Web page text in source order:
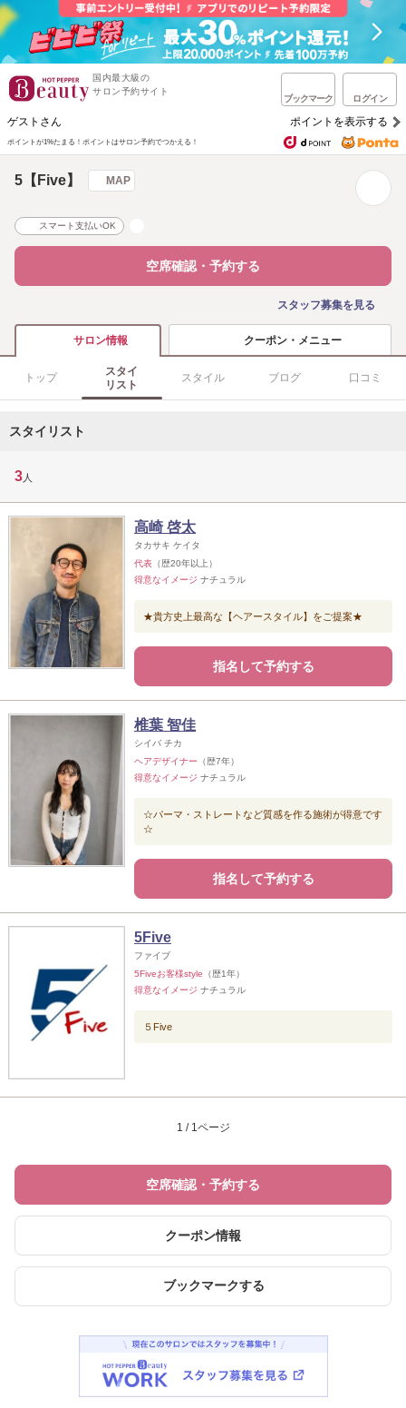
国内最大級の
サロン予約サイト
ブックマーク ログイン
ゲストさん ポイントを表示する
ポイントが1%たまる！ ポイントはサロン予約でつかえる！
5【Five】 MAP
スマート支払いOK
空席確認・予約する
スタッフ募集を見る
サロン情報 クーポン・メニュー
トップ
スタイ
リスト
スタイル ブログ 口コミ
スタイリスト
3 人
高崎 啓太
タカサキ ケイタ
代表 （歴20年以上）
得意なイメージ ナチュラル
★貴方史上最高な【ヘアースタイル】をご提案★
指名して予約する
椎葉 智佳
シイバ チカ
ヘアデザイナー （歴7年）
得意なイメージ ナチュラル
☆パーマ・ストレートなど質感を作る施術が得意です
☆
指名して予約する
5Five
ファイブ
5Fiveお客様style （歴1年）
得意なイメージ ナチュラル
５Five
1 / 1ページ
空席確認・予約する
クーポン情報
ブックマークする